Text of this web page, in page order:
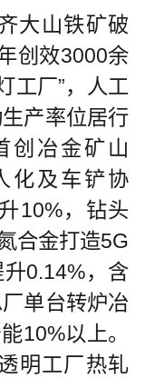
大山铁矿破
创效3000余
工厂”，人工
产率位居行
创冶金矿山
化及车铲协
10%，钻头
合金打造5G
0.14%，含
单台转炉冶
10%以上。
明工厂热轧